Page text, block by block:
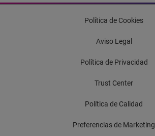
Política de Cookies
Aviso Legal
Política de Privacidad
Trust Center
Política de Calidad
Preferencias de Marketing